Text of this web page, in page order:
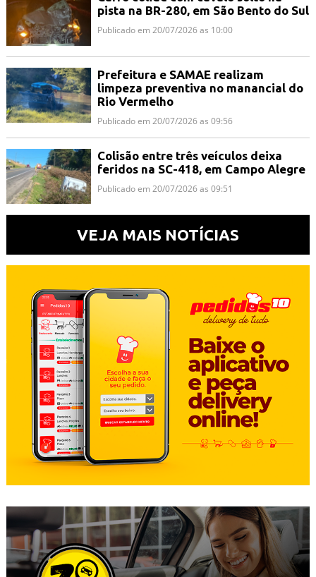
pista na BR-280, em São Bento do Sul
Publicado em 20/07/2026 as 10:00
Prefeitura e SAMAE realizam
limpeza preventiva no manancial do
Rio Vermelho
Publicado em 20/07/2026 as 09:56
Colisão entre três veículos deixa
feridos na SC-418, em Campo Alegre
Publicado em 20/07/2026 as 09:51
VEJA MAIS NOTÍCIAS